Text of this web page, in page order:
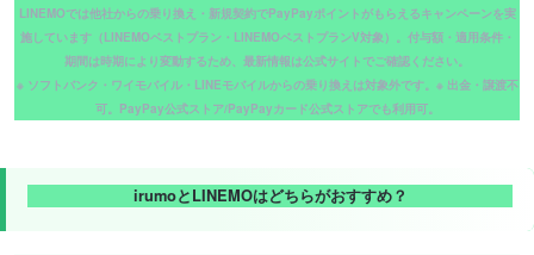
LINEMOでは他社からの乗り換え・新規契約でPayPayポイントがもらえるキャンペーンを実
施しています（LINEMOベストプラン・LINEMOベストプランV対象）。付与額・適用条件・
期間は時期により変動するため、最新情報は公式サイトでご確認ください。
※ ソフトバンク・ワイモバイル・LINEモバイルからの乗り換えは対象外です。※ 出金・譲渡不
可。PayPay公式ストア/PayPayカード公式ストアでも利用可。
irumoとLINEMOはどちらがおすすめ？